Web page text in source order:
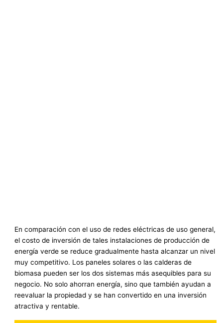
En comparación con el uso de redes eléctricas de uso general,
el costo de inversión de tales instalaciones de producción de
energía verde se reduce gradualmente hasta alcanzar un nivel
muy competitivo. Los paneles solares o las calderas de
biomasa pueden ser los dos sistemas más asequibles para su
negocio. No solo ahorran energía, sino que también ayudan a
reevaluar la propiedad y se han convertido en una inversión
atractiva y rentable.